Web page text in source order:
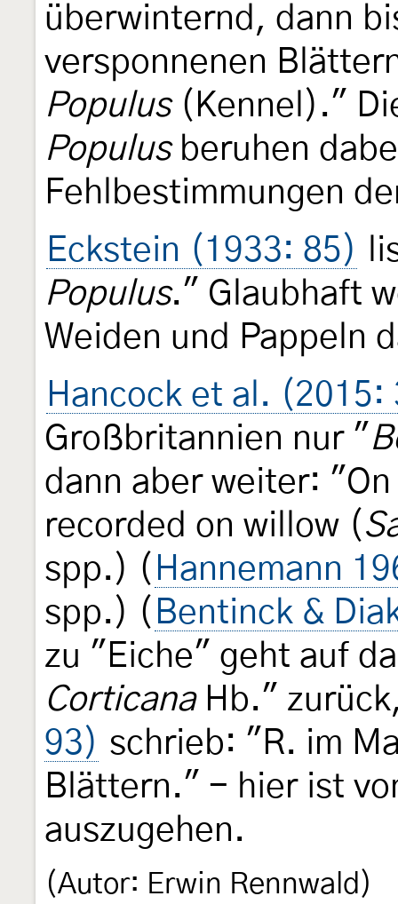
überwinternd, dann
versponnenen
Populus(Kennel)."
Populusberuhen
Fehlbestimmungen
Eckstein (1933: 85)
Populus." Glaubhaft
Weiden und Pappeln
Hancock et al. (2015:
Großbritannien nur "
dann aber weiter:
recorded on willow (
spp.) ( Hannemann
spp.) ( Bentinck &
zu "Eiche" geht auf
CorticanaHb."
93) schrieb: "R. im
Blättern." - hier ist
auszugehen.
(Autor: Erwin Rennwald)